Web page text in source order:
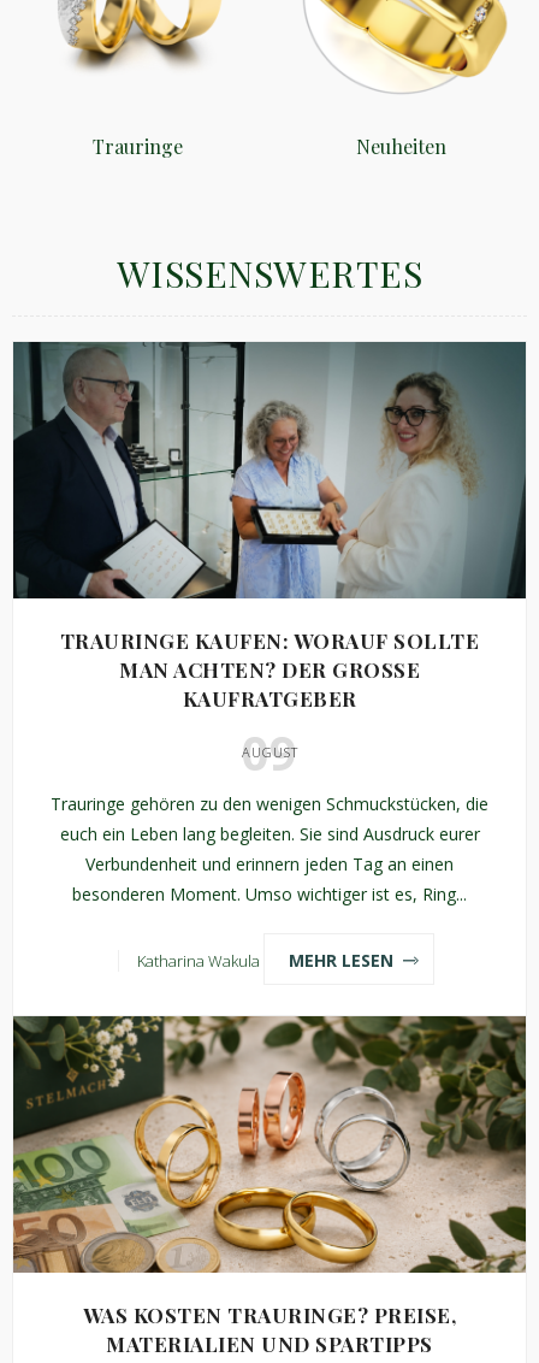
Trauringe Neuheiten
WISSENSWERTES
TRAURINGE KAUFEN: WORAUF SOLLTE
MAN ACHTEN? DER GROSSE K
AUFRATGEBER
09
AUGUST
Trauringe gehören zu den wenigen Schmuckstücken, die
euch ein Leben lang begleiten. Sie sind Ausdruck eurer
Verbundenheit und erinnern jeden Tag an einen
besonderen Moment. Umso wichtiger ist es, Ring...
Katharina Wakula MEHR LESEN
WAS KOSTEN TRAURINGE? PREISE,
MATERIALIEN UND SPARTIPPS